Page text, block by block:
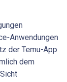
Anwendungen
der Temu-App
dem